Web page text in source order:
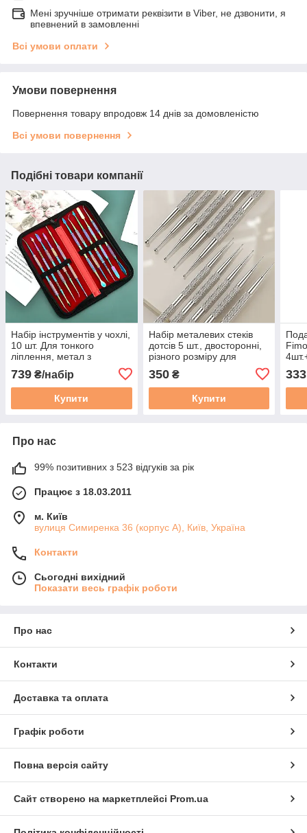
Мені зручніше отримати реквізити в Viber, не дзвонити, я
впевнений в замовленні
Всі умови оплати
Умови повернення
Повернення товару впродовж 14 днів за домовленістю
Всі умови повернення
Подібні товари компанії
Набір інструментів у чохлі,
10 шт. Для тонкого
ліплення, метал з
739 ₴/набір
Купити
Набір металевих стеків
дотсів 5 шт., двосторонні,
різного розміру для
350₴
Купити
333
Про нас
99% позитивних з 523 відгуків за рік
Працює з 18.03.2011
м. Київ
вулиця Симиренка 36 (корпус А), Київ, Україна
Контакти
Сьогодні вихідний
Показати весь графік роботи
Про нас
Контакти
Доставка та оплата
Графік роботи
Повна версія сайту
Сайт створено на маркетплейсі Prom.ua